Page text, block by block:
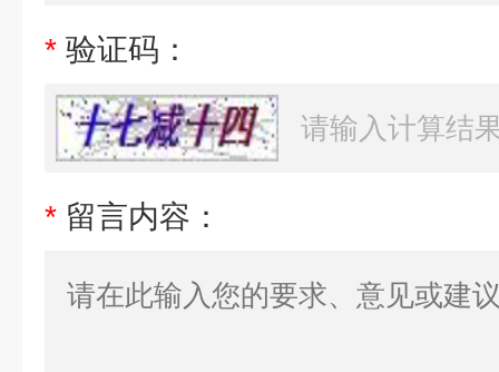
* 验证码：
* 留言内容：